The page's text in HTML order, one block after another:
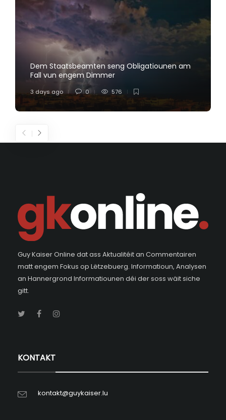
Dem Staatsbeamten seng Obligatiounen am
Fall vun engem Dimmer
3 days ago 0 576
Guy Kaiser Online dat ass Aktualitéit an Commentairen
matt engem Fokus op Lëtzebuerg. Informatioun, Analysen
an Hannergrond Informatiounen déi der soss wäit siche
gitt.
KONTAKT
kontakt@guykaiser.lu